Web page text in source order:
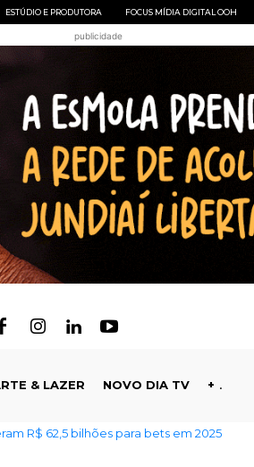
ESTÚDIO E PRODUTORA FOCUS MÍDIA DIGITAL OOH
publicidade
& LAZER NOVO DIA TV +
R$ 62,5 bilhões para bets em 2025